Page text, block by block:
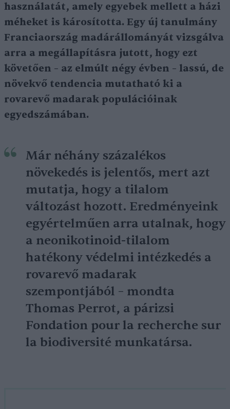
használatát, amely egyebek mellett a házi
méheket is károsította. Egy új tanulmány
Franciaország madárállományát vizsgálva
arra a megállapításra jutott, hogy ezt
követően – az elmúlt négy évben – lassú, de
növekvő tendencia mutatható ki a
rovarevő madarak populációinak
egyedszámában.
Már néhány százalékos
növekedés is jelentős, mert azt
mutatja, hogy a tilalom
változást hozott. Eredményeink
egyértelműen arra utalnak, hogy
a neonikotinoid-tilalom
hatékony védelmi intézkedés a
rovarevő madarak
szempontjából – mondta
Thomas Perrot, a párizsi
Fondation pour la recherche sur
la biodiversité munkatársa.